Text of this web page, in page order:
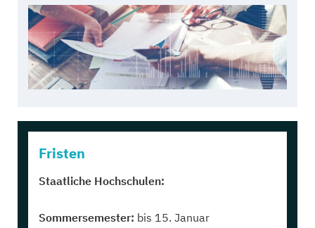
Fristen
Staatliche Hochschulen:
Sommersemester: bis 15. Januar